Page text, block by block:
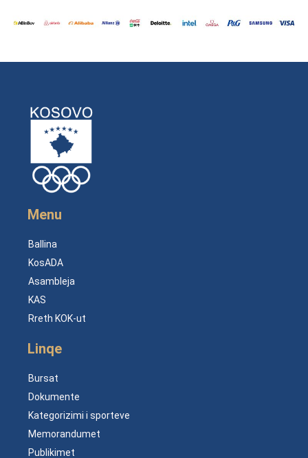
Menu
Ballina
KosADA
Asambleja
KAS
Rreth KOK-ut
Linqe
Bursat
Dokumente
Kategorizimi i sporteve
Memorandumet
Publikimet